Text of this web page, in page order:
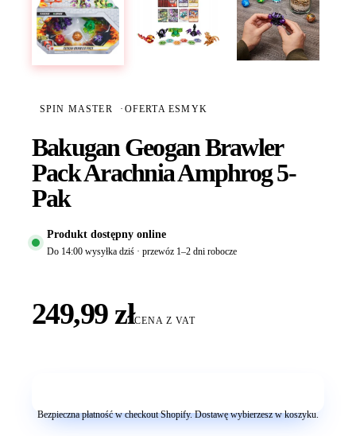
SPIN MASTER · OFERTA ESMYK
Bakugan Geogan Brawler
Pack Arachnia Amphrog 5-
Pak
Produkt dostępny online
Do 14:00 wysyłka dziś · przewóz 1–2 dni robocze
249,99 złCENA Z VAT
Bezpieczna płatność w checkout Shopify. Dostawę wybierzesz w koszyku.